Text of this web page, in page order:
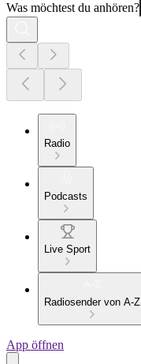
Was möchtest du anhören?
Radio
Podcasts
Live Sport
Radiosender von A-Z
App öffnen